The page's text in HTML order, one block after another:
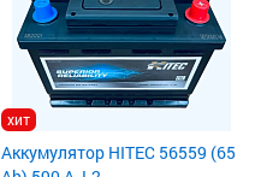
хит
Аккумулятор HITEC 56559 (65